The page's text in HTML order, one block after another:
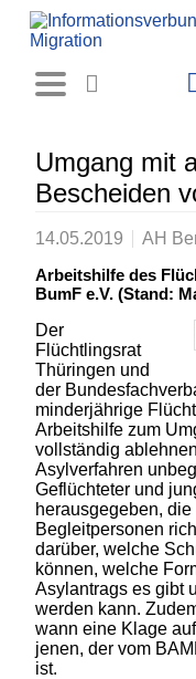
Umgang mit
Bescheiden
14.05.2019
AH
Arbeitshilfe des
BumF e.V. (Stand:
Der
Flüchtlingsrat
Thüringen und
der
minderjährige
Arbeitshilfe zum
vollständig
Asylverfahren
Geflüchteter und
herausgegeben,
Begleitpersonen
darüber, welche
können, welche
Asylantrags es gibt
werden kann.
wann eine Klage
jenen, der vom
ist.